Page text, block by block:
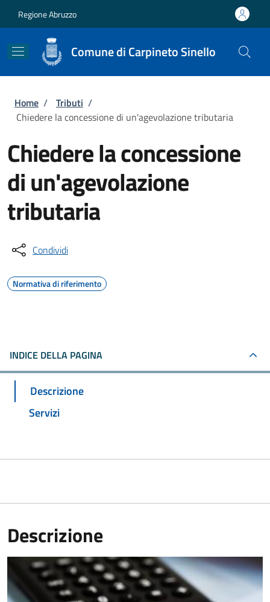
Regione Abruzzo
Comune di Carpineto Sinello
Briciole di pane
Home / Tributi /
Chiedere la concessione di un'agevolazione tributaria
Chiedere la concessione
di un'agevolazione
tributaria
Condividi
Normativa di riferimento
INDICE DELLA PAGINA
Descrizione
Servizi
Descrizione